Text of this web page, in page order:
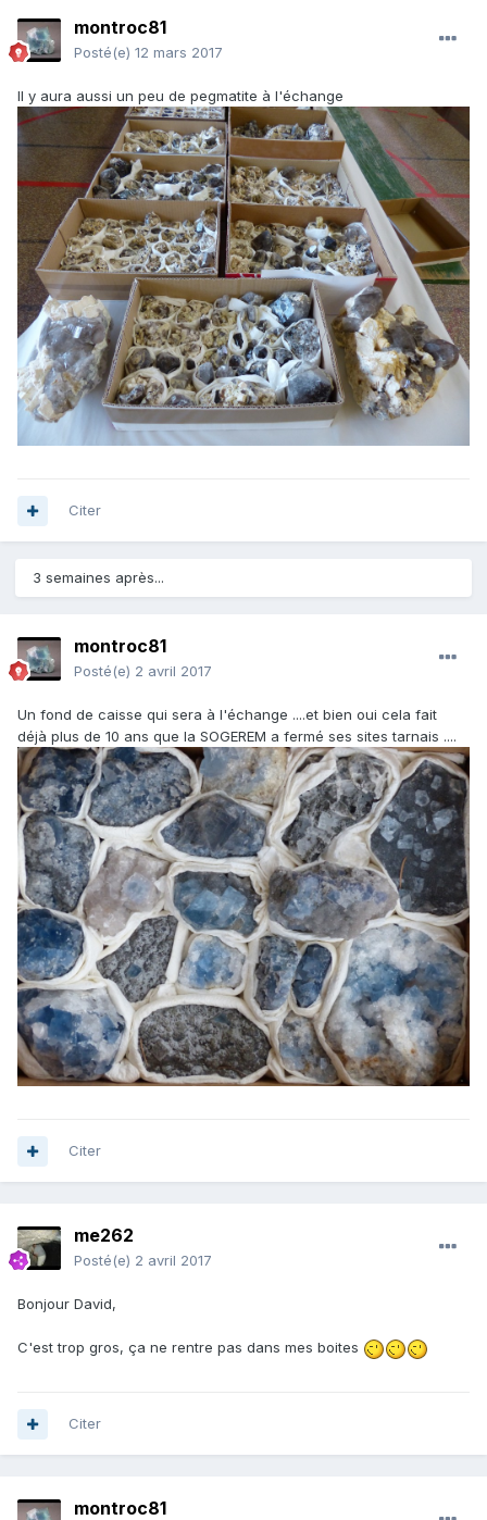
montroc81
Posté(e) 12 mars 2017
Il y aura aussi un peu de pegmatite à l'échange
Citer
3 semaines après...
montroc81
Posté(e) 2 avril 2017
Un fond de caisse qui sera à l'échange ....et bien oui cela fait
déjà plus de 10 ans que la SOGEREM a fermé ses sites tarnais ....
Citer
me262
Posté(e) 2 avril 2017
Bonjour David,
C'est trop gros, ça ne rentre pas dans mes boites
Citer
montroc81